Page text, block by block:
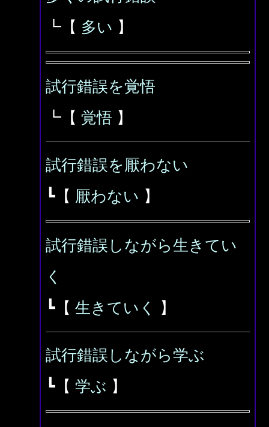
┗【 多い 】
試行錯誤を覚悟
┗【 覚悟 】
試行錯誤を厭わない
┗【 厭わない 】
試行錯誤しながら生きてい
く
┗【 生きていく 】
試行錯誤しながら学ぶ
┗【 学ぶ 】